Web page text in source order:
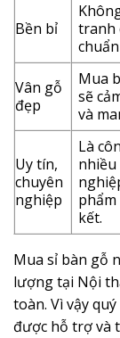
Bền bỉ
tranh
Vân gỗ
đẹp
Mua
sẽ
và
Uy tín,
chuyên
nghiệp
Là
nhiều
kết.
Mua sỉ bàn gỗ
lượng tại Nội
toàn. Vì vậy
được hỗ trợ và